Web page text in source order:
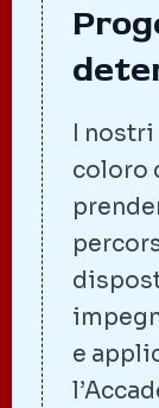
I
coloro
e